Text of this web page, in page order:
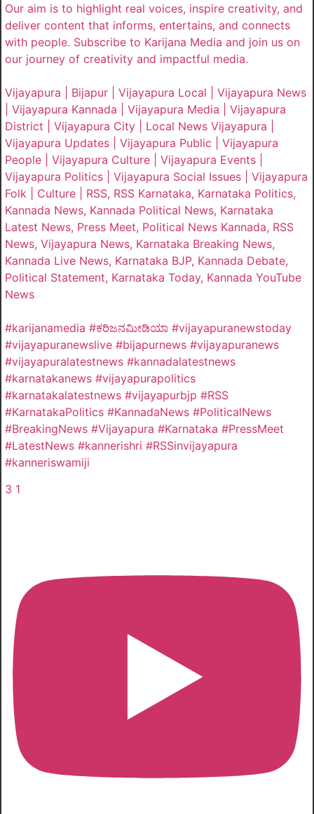
Our aim is to highlight real voices, inspire creativity, and
deliver content that informs, entertains, and connects
with people. Subscribe to Karijana Media and join us on
our journey of creativity and impactful media.
Vijayapura | Bijapur | Vijayapura Local | Vijayapura News
| Vijayapura Kannada | Vijayapura Media | Vijayapura
District | Vijayapura City | Local News Vijayapura |
Vijayapura Updates | Vijayapura Public | Vijayapura
People | Vijayapura Culture | Vijayapura Events |
Vijayapura Politics | Vijayapura Social Issues | Vijayapura
Folk | Culture | RSS, RSS Karnataka, Karnataka Politics,
Kannada News, Kannada Political News, Karnataka
Latest News, Press Meet, Political News Kannada, RSS
News, Vijayapura News, Karnataka Breaking News,
Kannada Live News, Karnataka BJP, Kannada Debate,
Political Statement, Karnataka Today, Kannada YouTube
News
#karijanamedia #ಕರಿಜನಮೀಡಿಯಾ #vijayapuranewstoday
#vijayapuranewslive #bijapurnews #vijayapuranews
#vijayapuralatestnews #kannadalatestnews
#karnatakanews #vijayapurapolitics
#karnatakalatestnews #vijayapurbjp #RSS
#KarnatakaPolitics #KannadaNews #PoliticalNews
#BreakingNews #Vijayapura #Karnataka #PressMeet
#LatestNews #kannerishri #RSSinvijayapura
#kanneriswamiji
3 1